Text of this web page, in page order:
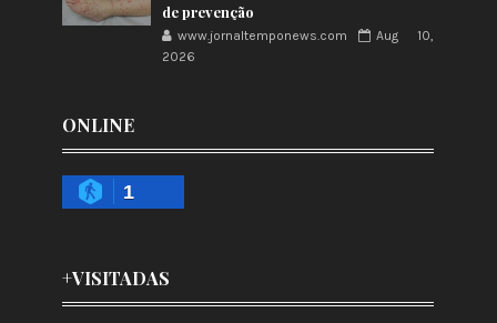
de prevenção
www.jornaltemponews.com
Aug 10,
2026
ONLINE
1
+VISITADAS